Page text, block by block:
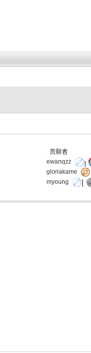
贡献者
ewanqzz
gloriakame
myoung